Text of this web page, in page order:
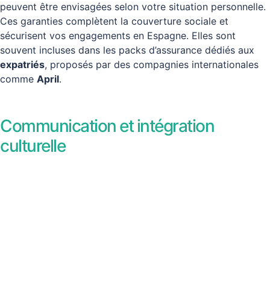
peuvent être envisagées selon votre situation personnelle.
Ces garanties complètent la couverture sociale et
sécurisent vos engagements en Espagne. Elles sont
souvent incluses dans les packs d’assurance dédiés aux
expatriés, proposés par des compagnies internationales
comme April.
Communication et intégration
culturelle